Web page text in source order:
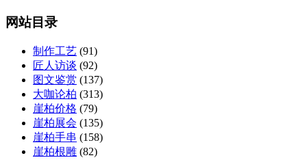
网站目录
制作工艺 (91)
匠人访谈 (92)
图文鉴赏 (137)
大咖论柏 (313)
崖柏价格 (79)
崖柏展会 (135)
崖柏手串 (158)
崖柏根雕 (82)